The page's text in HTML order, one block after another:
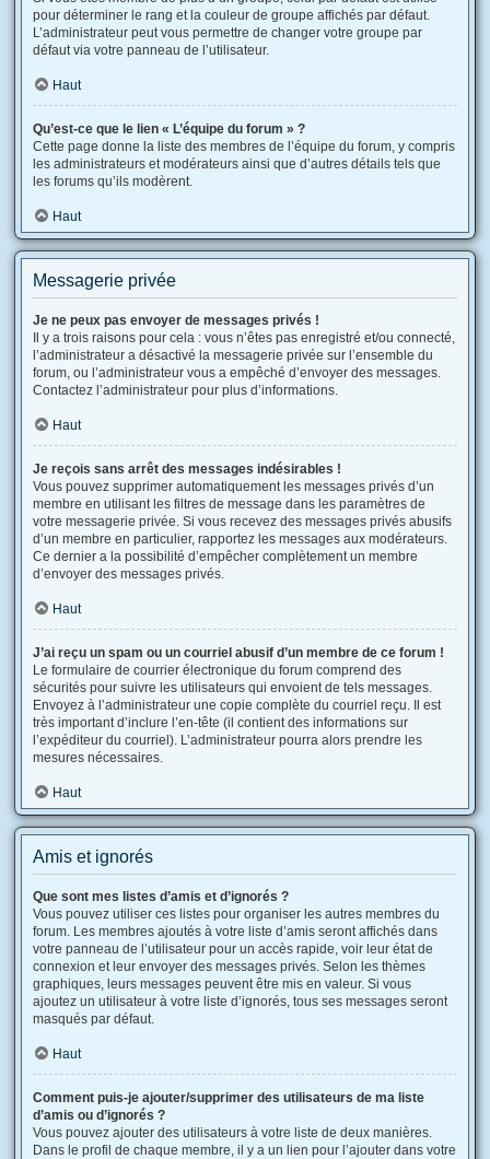
pour déterminer le rang et la couleur de groupe affichés par défaut.
L’administrateur peut vous permettre de changer votre groupe par
défaut via votre panneau de l’utilisateur.
Haut
Qu’est-ce que le lien « L’équipe du forum » ?
Cette page donne la liste des membres de l’équipe du forum, y compris
les administrateurs et modérateurs ainsi que d’autres détails tels que
les forums qu’ils modèrent.
Haut
Messagerie privée
Je ne peux pas envoyer de messages privés !
Il y a trois raisons pour cela : vous n’êtes pas enregistré et/ou connecté,
l’administrateur a désactivé la messagerie privée sur l’ensemble du
forum, ou l’administrateur vous a empêché d’envoyer des messages.
Contactez l’administrateur pour plus d’informations.
Haut
Je reçois sans arrêt des messages indésirables !
Vous pouvez supprimer automatiquement les messages privés d’un
membre en utilisant les filtres de message dans les paramètres de
votre messagerie privée. Si vous recevez des messages privés abusifs
d’un membre en particulier, rapportez les messages aux modérateurs.
Ce dernier a la possibilité d’empêcher complètement un membre
d’envoyer des messages privés.
Haut
J’ai reçu un spam ou un courriel abusif d’un membre de ce forum !
Le formulaire de courrier électronique du forum comprend des
sécurités pour suivre les utilisateurs qui envoient de tels messages.
Envoyez à l’administrateur une copie complète du courriel reçu. Il est
très important d’inclure l’en-tête (il contient des informations sur
l’expéditeur du courriel). L’administrateur pourra alors prendre les
mesures nécessaires.
Haut
Amis et ignorés
Que sont mes listes d’amis et d’ignorés ?
Vous pouvez utiliser ces listes pour organiser les autres membres du
forum. Les membres ajoutés à votre liste d’amis seront affichés dans
votre panneau de l’utilisateur pour un accès rapide, voir leur état de
connexion et leur envoyer des messages privés. Selon les thèmes
graphiques, leurs messages peuvent être mis en valeur. Si vous
ajoutez un utilisateur à votre liste d’ignorés, tous ses messages seront
masqués par défaut.
Haut
Comment puis-je ajouter/supprimer des utilisateurs de ma liste
d’amis ou d’ignorés ?
Vous pouvez ajouter des utilisateurs à votre liste de deux manières.
Dans le profil de chaque membre, il y a un lien pour l’ajouter dans votre